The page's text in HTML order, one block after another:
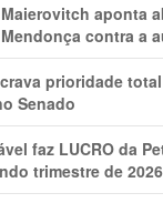
aponta
contra a
prioridade
Senado
faz LUCRO da
trimestre de 2026